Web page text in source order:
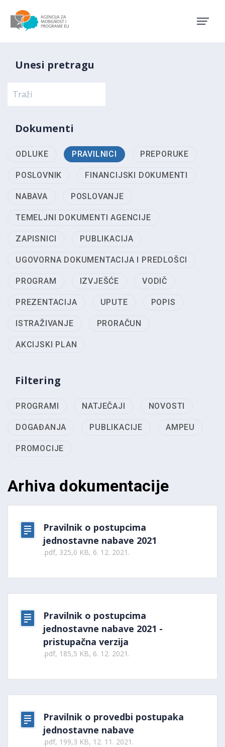
Unesi pretragu
Dokumenti
ODLUKE PRAVILNICI PREPORUKE
POSLOVNIK FINANCIJSKI DOKUMENTI
NABAVA POSLOVANJE
TEMELJNI DOKUMENTI AGENCIJE
ZAPISNICI PUBLIKACIJA
UGOVORNA DOKUMENTACIJA I PREDLOŠCI
PROGRAM IZVJEŠĆE VODIČ
PREZENTACIJA UPUTE POPIS
ISTRAŽIVANJE PRORAČUN
AKCIJSKI PLAN
Filtering
PROGRAMI NATJEČAJI NOVOSTI
DOGAĐANJA PUBLIKACIJE AMPEU
PROMOCIJE
Arhiva dokumentacije
Pravilnik o postupcima
jednostavne nabave 2021
.pdf, 325,0 KB, 6. 12. 2021.
Pravilnik o postupcima
jednostavne nabave 2021 -
pristupačna verzija
.pdf, 185,5 KB, 6. 12. 2021.
Pravilnik o provedbi postupaka
jednostavne nabave
.pdf, 199,3 KB, 12. 11. 2021.